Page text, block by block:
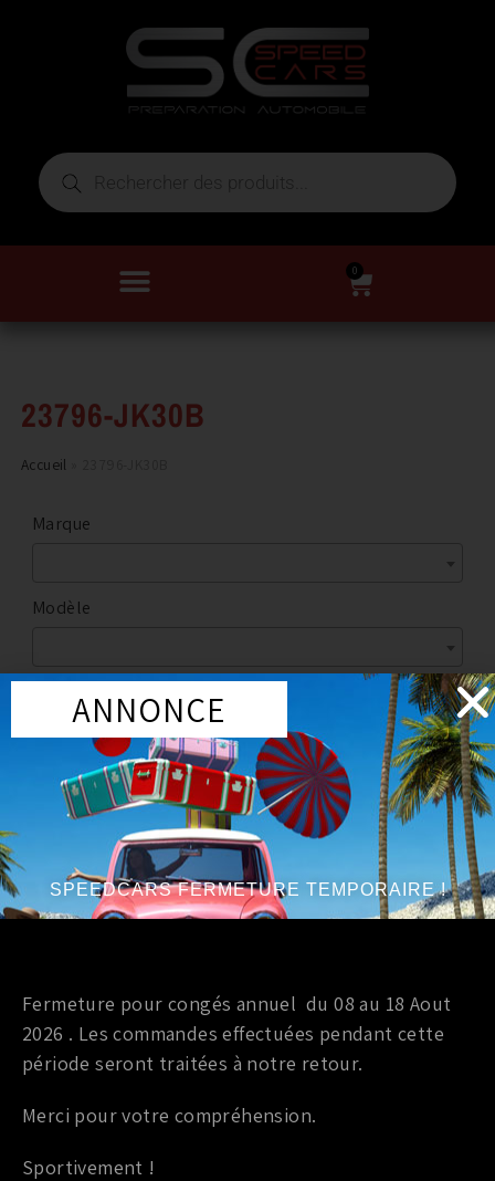
0
23796-JK30B
Accueil
Marque
Modèle
Marque:NISSAN
Année du véhicule:à partir de 2006
23796-JK30B
690,00€ TTC
ANNONCE
SPEEDCARS FERMETURE TEMPORAIRE !
Fermeture pour congés annuel du 08 au 18 Aout
2026 . Les commandes effectuées pendant cette
période seront traitées à notre retour.
Merci pour votre compréhension.
Sportivement !